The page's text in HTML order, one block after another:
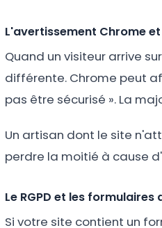
L'avertissement Chrome
Quand un visiteur arrive
différente. Chrome peut
pas être sécurisé ». La
Un artisan dont le site
perdre la moitié à cause
Le RGPD et les
Si votre site contient un